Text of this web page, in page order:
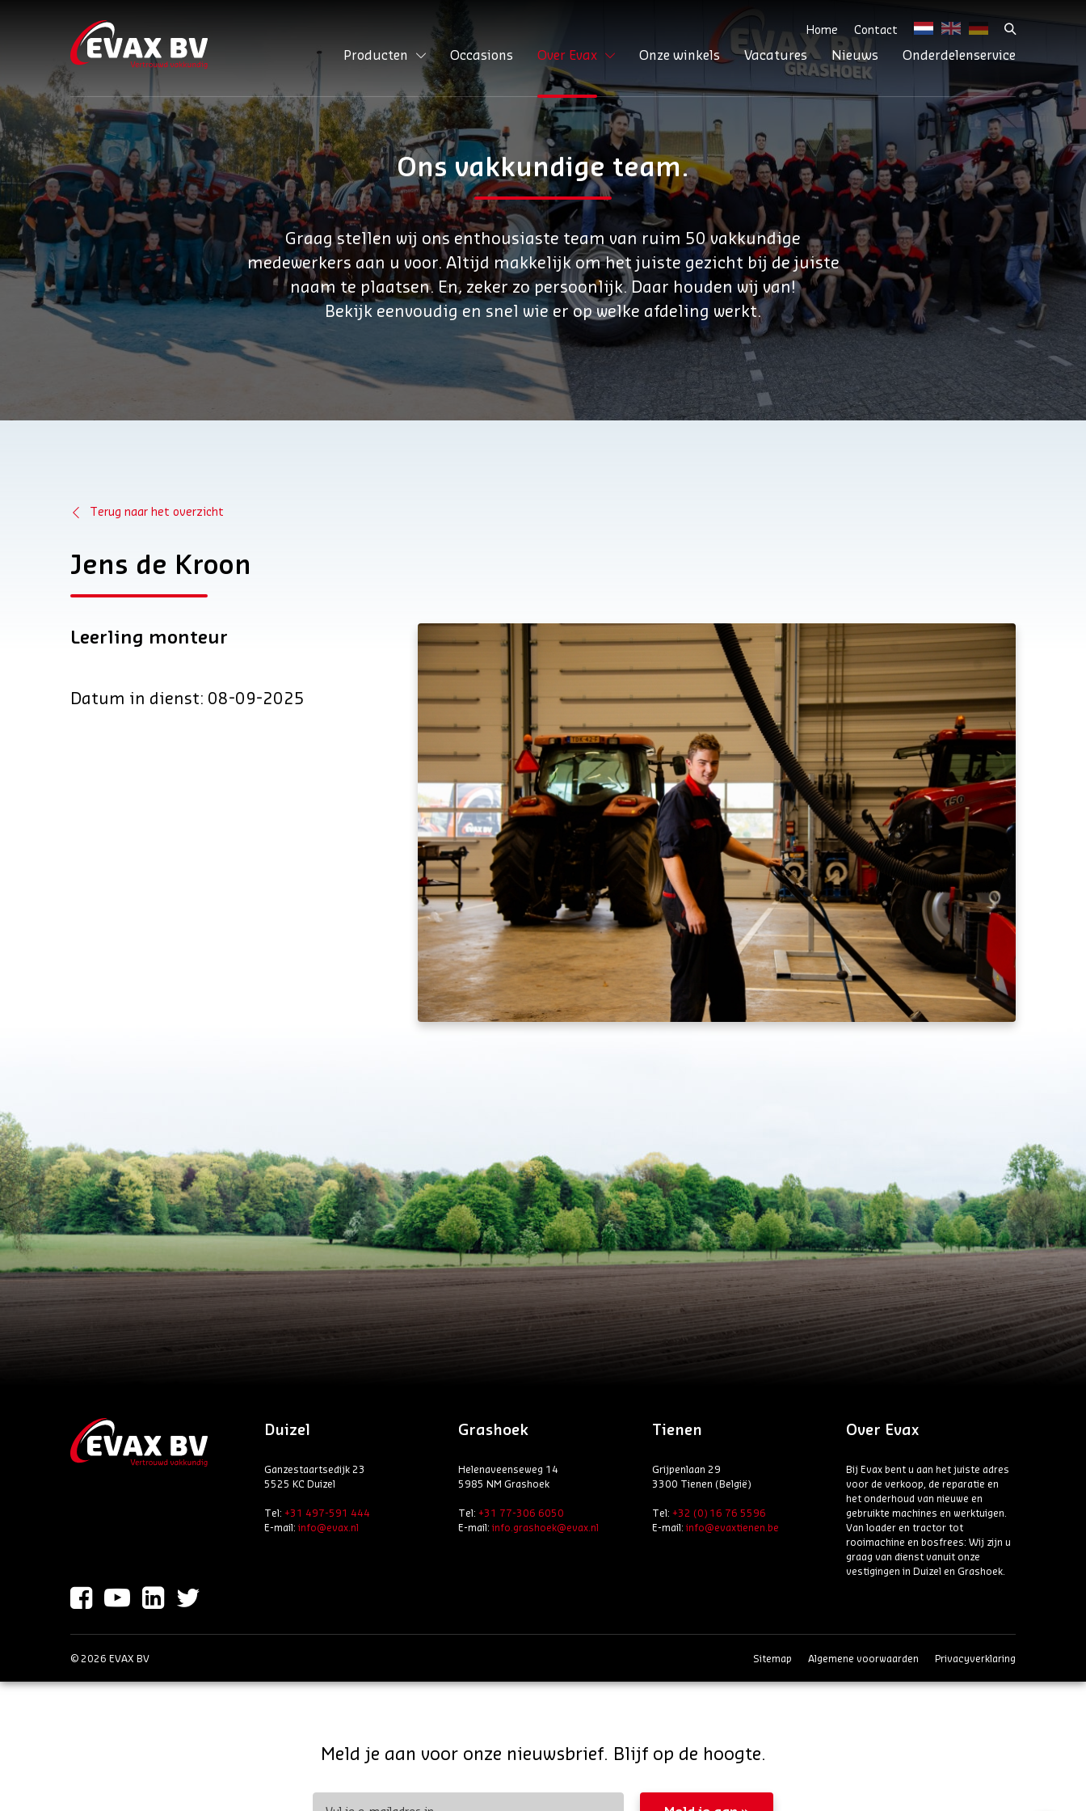
Home Contact
Producten Occasions Over Evax Onze winkels Vacatures Nieuws Onderdelenservice
Ons vakkundige team.
Graag stellen wij ons enthousiaste team van ruim 50 vakkundige
medewerkers aan u voor. Altijd makkelijk om het juiste gezicht bij de juiste
naam te plaatsen. En, zeker zo persoonlijk. Daar houden wij van!
Bekijk eenvoudig en snel wie er op welke afdeling werkt.
Terug naar het overzicht
Jens de Kroon
Leerling monteur
Datum in dienst: 08-09-2025
Duizel
Ganzestaartsedijk 23
5525 KC Duizel
Tel: +31 497-591 444
E-mail:info@evax.nl
Grashoek
Helenaveenseweg 14
5985 NM Grashoek
Tel: +31 77-306 6050
E-mail:info.grashoek@evax.nl
Tienen
Grijpenlaan 29
3300 Tienen (België)
Tel: +32 (0) 16 76 5596
E-mail:info@evaxtienen.be
Over Evax
Bij Evax bent u aan het juiste adres
voor de verkoop, de reparatie en
het onderhoud van nieuwe en
gebruikte machines en werktuigen.
Van loader en tractor tot
rooimachine en bosfrees: Wij zijn u
graag van dienst vanuit onze
vestigingen in Duizel en Grashoek.
© 2026 EVAX BV Sitemap Algemene voorwaarden Privacyverklaring
Meld je aan voor onze nieuwsbrief. Blijf op de hoogte.